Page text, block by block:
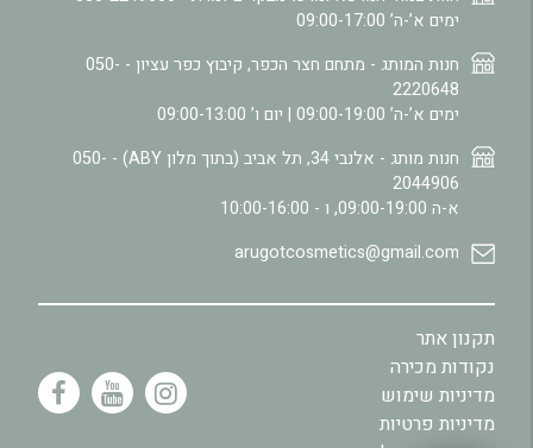
ימים א’-ה’ 09:00-17:00
חנות המותג - מתחם חצר הכפר, קיבוץ כפר עציון - 050-
2220648
ימים א’-ה’ 09:00-19:00 | יום ו’ 09:00-13:00
חנות מותג - אלנבי 34, תל אביב (בתוך מלון ABY) -
050-
2044906
א-ה 09:00-19:00, ו - 10:00-16:00
arugotcosmetics@gmail.com
תקנון אתר
נקודות מכירה
מדיניות שימוש
מדיניות פרטיות